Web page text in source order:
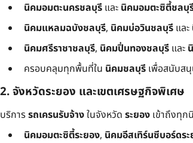
นิคมอมตะนครชลบุรี และ นิคมอมตะซิตี้ชลบุ
นิคมแหลมฉบังชลบุรี, นิคมบ่อวินชลบุรี และ
นิคมศรีราชาชลบุรี, นิคมปิ่นทองชลบุรี และ
ครอบคลุมทุกพื้นที่ใน นิคมชลบุรี เพื่อสนับส
2. จังหวัดระยอง และเขตเศรษฐกิจพิเศษ
บริการรถเครนรับจ้างในจังหวัด ระยอง เข้าถึงทุ
นิคมอมตะซิตี้ระยอง, นิคมอีสเทิร์นซีบอร์ดร